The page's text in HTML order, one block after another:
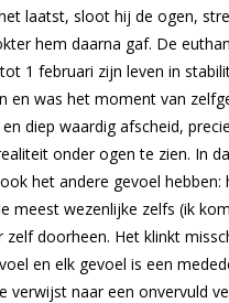
laatst, sloot hij de ogen,
hem daarna gaf. De
1 februari zijn leven in
en was het moment van
diep waardig afscheid,
onder ogen te zien. In
het andere gevoel
meest wezenlijke zelfs (ik
zelf doorheen. Het klinkt
en elk gevoel is een
verwijst naar een onvervuld